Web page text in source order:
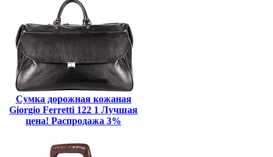
Сумка дорожная кожаная
Giorgio Ferretti 122 1 Лучшая
цена! Распродажа 3%